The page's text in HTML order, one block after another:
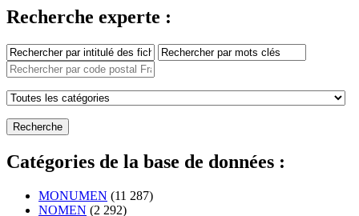
Recherche experte :
Catégories de la base de données :
MONUMEN (11 287)
NOMEN (2 292)